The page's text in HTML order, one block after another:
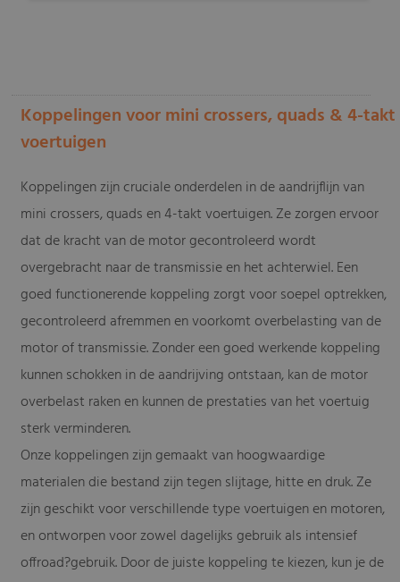
Koppelingen voor mini crossers, quads & 4-takt
voertuigen
Koppelingen zijn cruciale onderdelen in de aandrijflijn van
mini crossers, quads en 4-takt voertuigen. Ze zorgen ervoor
dat de kracht van de motor gecontroleerd wordt
overgebracht naar de transmissie en het achterwiel. Een
goed functionerende koppeling zorgt voor soepel optrekken,
gecontroleerd afremmen en voorkomt overbelasting van de
motor of transmissie. Zonder een goed werkende koppeling
kunnen schokken in de aandrijving ontstaan, kan de motor
overbelast raken en kunnen de prestaties van het voertuig
sterk verminderen.
Onze koppelingen zijn gemaakt van hoogwaardige
materialen die bestand zijn tegen slijtage, hitte en druk. Ze
zijn geschikt voor verschillende type voertuigen en motoren,
en ontworpen voor zowel dagelijks gebruik als intensief
offroad?gebruik. Door de juiste koppeling te kiezen, kun je de